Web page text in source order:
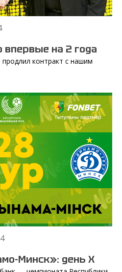
впервые на 2 года
контракт с нашим
Минск»: день Х